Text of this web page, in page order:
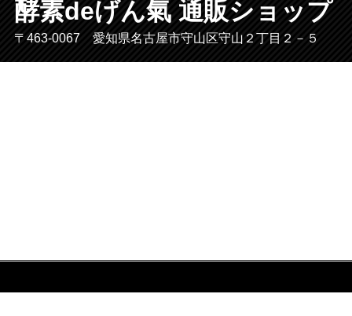
酵素deげん氣 通販ショップ
〒463-0067 愛知県名古屋市守山区守山２丁目２－５